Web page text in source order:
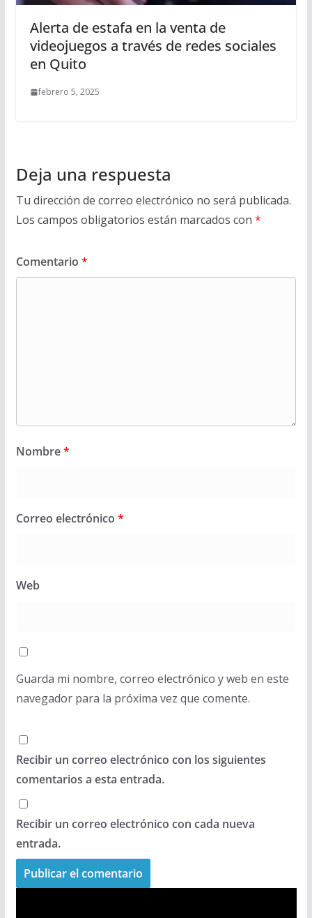
Alerta de estafa en la venta de
videojuegos a través de redes sociales
en Quito
febrero 5, 2025
Deja una respuesta
Tu dirección de correo electrónico no será publicada.
Los campos obligatorios están marcados con *
Comentario *
Nombre*
Correo electrónico *
Web
Guarda mi nombre, correo electrónico y web en este
navegador para la próxima vez que comente.
Recibir un correo electrónico con los siguientes
comentarios a esta entrada.
Recibir un correo electrónico con cada nueva
entrada.